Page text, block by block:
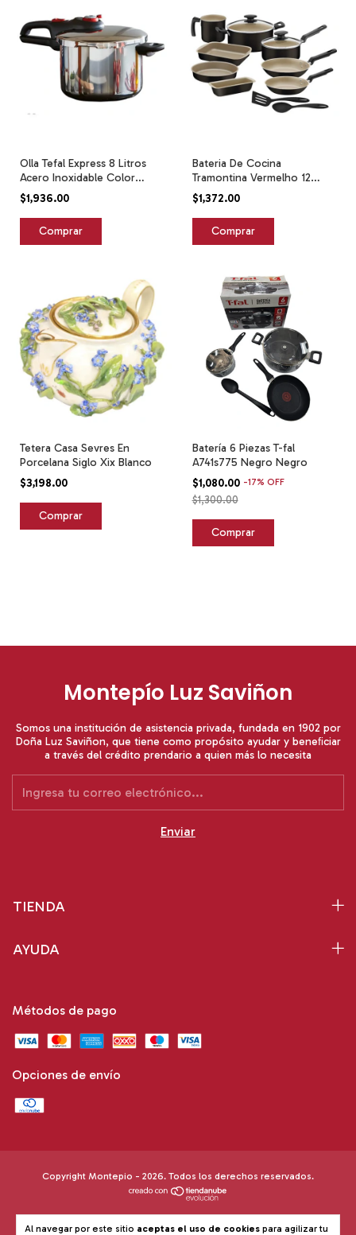
Al navegar por este sitio aceptas el uso de cookies para agilizar tu
Olla Tefal Express 8 Litros
Acero Inoxidable Color
Plateado
$1,936.00
Bateria De Cocina
Tramontina Vermelho 12
Piezas Color Negro
$1,372.00
Tetera Casa Sevres En
Porcelana Siglo Xix Blanco
$3,198.00
Batería 6 Piezas T-fal
A741s775 Negro Negro
$1,080.00 -17% OFF
$1,300.00
Montepío Luz Saviñon
Somos una institución de asistencia privada, fundada en 1902 por
Doña Luz Saviñon, que tiene como propósito ayudar y beneﬁciar
a través del crédito prendario a quien más lo necesita
TIENDA
AYUDA
Métodos de pago
Opciones de envío
Copyright Montepio - 2026. Todos los derechos reservados.